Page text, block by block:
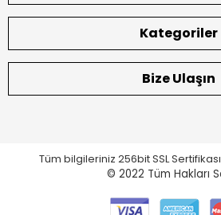
Kategoriler
Bize Ulaşın
Tüm bilgileriniz 256bit SSL
© 2022 Tüm Hakları